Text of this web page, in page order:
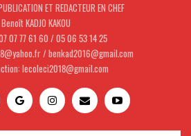
ET REDACTEUR EN CHEF
Benoît KADJO KAKOU
07 77 61 60 / 05 06 53 14 25
/ benkad2016@gmail.com
lecoleci2018@gmail.com